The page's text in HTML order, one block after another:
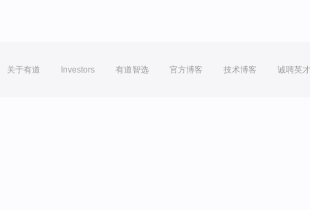
关于有道 Investors 有道智选 官方博客 技术博客 诚聘英才